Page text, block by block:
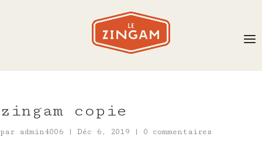
zingam copie
par admin4006 | Déc 6, 2019 | 0 commentaires